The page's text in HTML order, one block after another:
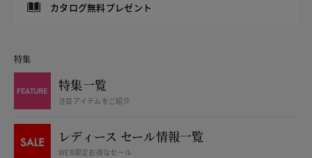
カタログ無料プレゼント
特集
特集一覧
注目アイテムをご紹介
レディース セール情報一覧
WEB限定お得なセール